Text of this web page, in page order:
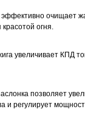
эффективно очищает
огня.
увеличивает КПД
позволяет
и регулирует